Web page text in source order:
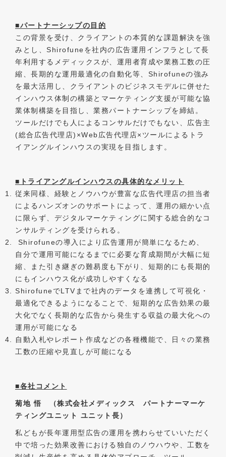
■パートナーシップの目的
この背景を受け、クライアントの本質的な課題解決を強
みとし、Shirofuneを社内の広告運用インフラとして長
年利用するメディックスが、運用者育成や業務工数の圧
縮、長期的な運用最適化の自動化等、Shirofuneの強み
を最大活用し、クライアントのビジネスモデルに併せた
インハウス体制の構築とマーケティング支援が可能な協
業体制構築を目指し、業務パートナーシップを締結。
ツールだけでも人によるコンサルだけでもない、広告主
(総合広告代理店)×Web広告代理店×ツールによるトラ
イアングルインハウスの実現を目指します。
■トライアングルインハウスの具体的なメリット
従来同様、経験とノウハウが豊富な広告代理店の担当者
によるハンズオンのサポートによって、運用の細かい点
に限らず、デジタルマーケティングに関する総合的なコ
ンサルティングを受けられる。
Shirofuneの導入により広告運用が簡単になるため、
自分で運用可能になるまでに必要な育成期間が大幅に短
縮、また引き継ぎの難易度も下がり、短期的にも長期的
にもインハウス化が成功しやすくなる
ShirofuneでLTVまで社内のデータを連携して可視化・
最適化できるようになることで、短期的な広告効果の最
大化でなく長期的な広告から発生する収益の最大化への
運用が可能になる
自動入札やレポート作成などの各種機能で、日々の業務
工数の圧縮や見直しが可能になる
■各社コメント
菊地 悟 （株式会社メディックス パートナーマーケ
ティングユニット ユニット長）
私どもが長年運用型広告の運用を携わらせていいただく
中で培った効果改善における独自のノウハウや、工数を